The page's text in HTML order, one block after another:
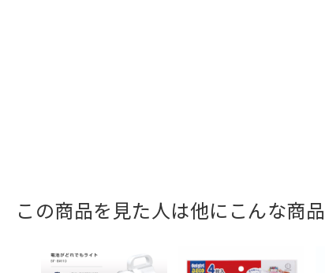
この商品を見た人は他にこんな商品